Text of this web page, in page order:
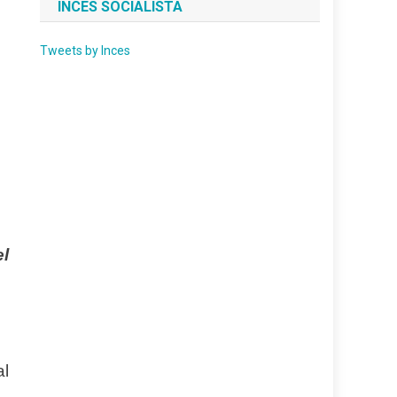
INCES SOCIALISTA
Tweets by Inces